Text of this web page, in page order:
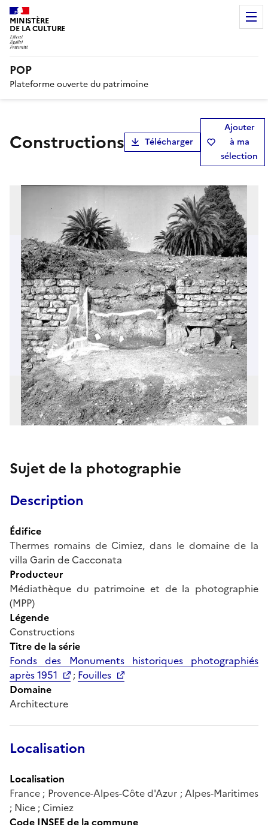
MINISTÈRE
DE LA CULTURE
POP
Plateforme ouverte du patrimoine
Constructions Télécharger
Ajouter
à ma
sélection
Sujet de la photographie
Description
Édifice
Thermes romains de Cimiez, dans le domaine de la
villa Garin de Cacconata
Producteur
Médiathèque du patrimoine et de la photographie
(MPP)
Légende
Constructions
Titre de la série
Fonds des Monuments historiques photographiés
après 1951
; Fouilles
Domaine
Architecture
Localisation
Localisation
France ; Provence-Alpes-Côte d'Azur ; Alpes-Maritimes
; Nice ; Cimiez
Code INSEE de la commune